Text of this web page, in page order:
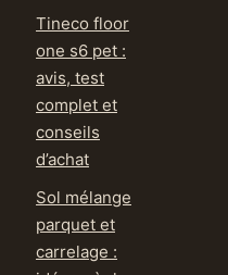
Tineco floor
one s6 pet :
avis, test
complet et
conseils
d’achat
Sol mélange
parquet et
carrelage :